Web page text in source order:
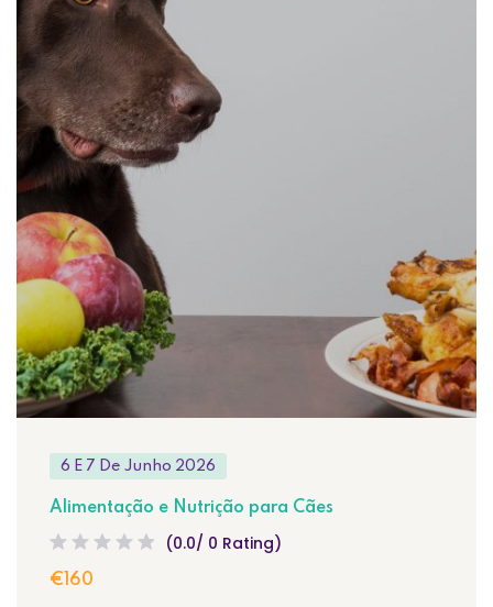
6 E 7 De Junho 2026
Alimentação e Nutrição para Cães
(0.0/ 0 Rating)
€160